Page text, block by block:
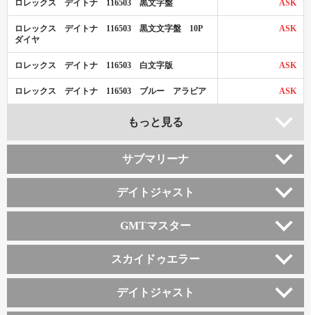
ロレックス デイトナ 116503 黒文字盤 ASK
ロレックス デイトナ 116503 黒文文字盤 10P
ダイヤ
ASK
ロレックス デイトナ 116503 白文字版 ASK
ロレックス デイトナ 116503 ブルー アラビア ASK
もっと見る
サブマリーナ
デイトジャスト
GMTマスター
スカイドゥエラー
デイトジャスト